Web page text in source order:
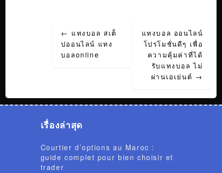
navigation
← แทงบอล สเต็
ปออนไลน์ แทง
บอลonline
แทงบอล ออนไลน์
โปรโมชั่นดีๆ เพื่อ
ความคุ้มค่าที่ได้
รับแทงบอล ไม่
ผ่านเอเย่นต์ →
เรื่องล่าสุด
Courtier d’options au Maroc :
guide complet pour bien choisir et
trader